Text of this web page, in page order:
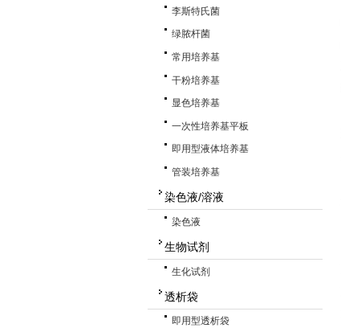
李斯特氏菌
绿脓杆菌
常用培养基
干粉培养基
显色培养基
一次性培养基平板
即用型液体培养基
管装培养基
染色液/溶液
染色液
生物试剂
生化试剂
透析袋
即用型透析袋